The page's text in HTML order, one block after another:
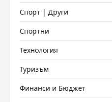
Спорт | Други
Спортни
Технология
Туризъм
Финанси и Бюджет